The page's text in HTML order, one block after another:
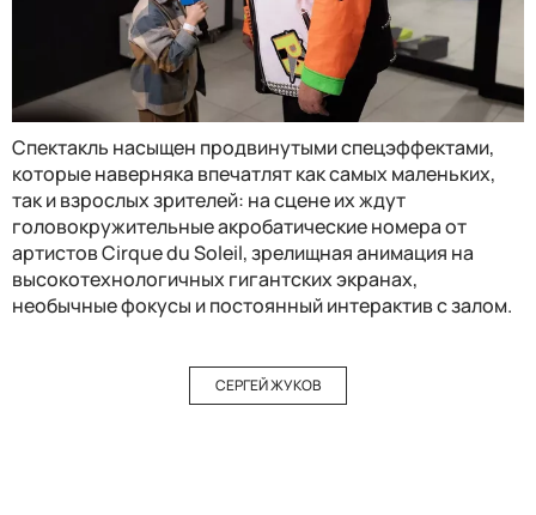
Спектакль насыщен продвинутыми спецэффектами,
которые наверняка впечатлят как самых маленьких,
так и взрослых зрителей: на сцене их ждут
головокружительные акробатические номера от
артистов Cirque du Soleil, зрелищная анимация на
высокотехнологичных гигантских экранах,
необычные фокусы и постоянный интерактив с залом.
СЕРГЕЙ ЖУКОВ